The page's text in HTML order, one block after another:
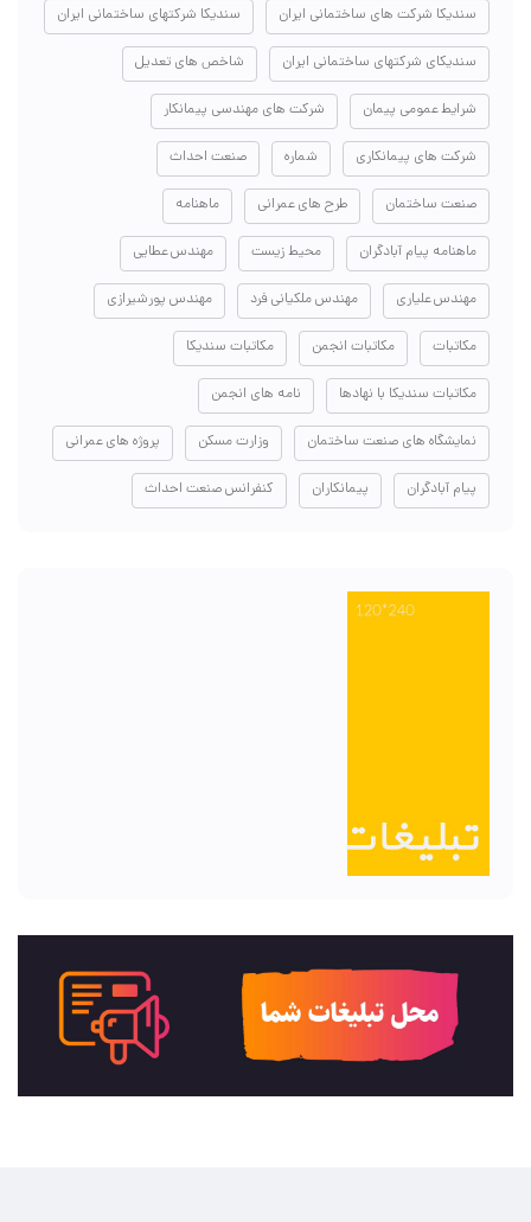
سندیکا شرکت های ساختمانی ایران سندیکا شرکتهای ساختمانی ایران
سندیکای شرکتهای ساختمانی ایران شاخص های تعدیل
شرایط عمومی پیمان شرکت های مهندسی پیمانکار
شرکت های پیمانکاری شماره صنعت احداث
صنعت ساختمان طرح های عمرانی ماهنامه
ماهنامه پیام آبادگران محیط زیست مهندس عطایی
مهندس علیاری مهندس ملکیانی فرد مهندس پورشیرازی
مکاتبات مکاتبات انجمن مکاتبات سندیکا
مکاتبات سندیکا با نهادها نامه های انجمن
نمایشگاه های صنعت ساختمان وزارت مسکن پروژه های عمرانی
پیام آبادگران پیمانکاران کنفرانس صنعت احداث